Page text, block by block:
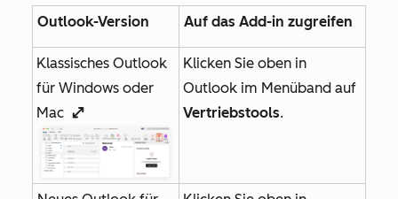
Outlook-Version Auf das Add-in zugreifen
Klassisches Outlook
für Windows oder
Mac enlargeIcon
Klicken Sie oben in
Outlook im Menüband auf
Vertriebstools.